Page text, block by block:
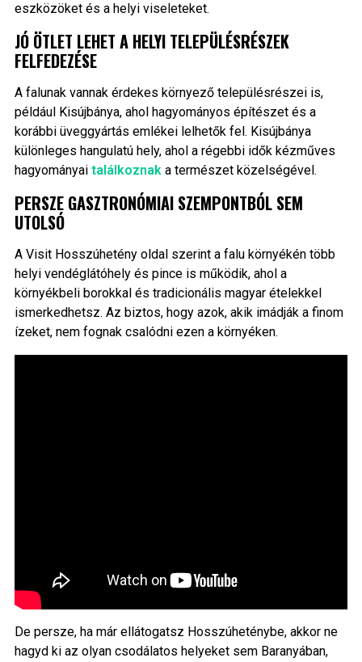
eszközöket és a helyi viseleteket.
JÓ ÖTLET LEHET A HELYI TELEPÜLÉSRÉSZEK
FELFEDEZÉSE
A falunak vannak érdekes környező településrészei is,
például Kisújbánya, ahol hagyományos építészet és a
korábbi üveggyártás emlékei lelhetők fel. Kisújbánya
különleges hangulatú hely, ahol a régebbi idők kézműves
hagyományai találkoznaka természet közelségével.
PERSZE GASZTRONÓMIAI SZEMPONTBÓL SEM
UTOLSÓ
A Visit Hosszúhetény oldal szerint a falu környékén több
helyi vendéglátóhely és pince is működik, ahol a
környékbeli borokkal és tradicionális magyar ételekkel
ismerkedhetsz. Az biztos, hogy azok, akik imádják a finom
ízeket, nem fognak csalódni ezen a környéken.
De persze, ha már ellátogatsz Hosszúheténybe, akkor ne
hagyd ki az olyan csodálatos helyeket sem Baranyában,